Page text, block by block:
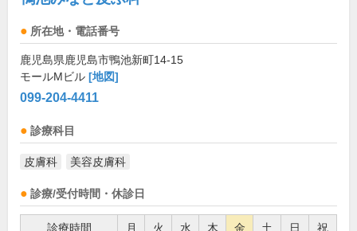
所在地・電話番号
鹿児島県鹿児島市鴨池新町14-15
モールMビル [地図]
099-204-4411
診療科目
皮膚科 美容皮膚科
診療/受付時間・休診日
診療時間 月 火 水 木 金 土 日 祝